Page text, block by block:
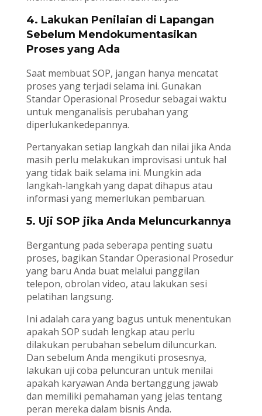
4. Lakukan Penilaian di Lapangan
Sebelum Mendokumentasikan
Proses yang Ada
Saat membuat SOP, jangan hanya mencatat
proses yang terjadi selama ini. Gunakan
Standar Operasional Prosedur sebagai waktu
untuk menganalisis perubahan yang
diperlukankedepannya.
Pertanyakan setiap langkah dan nilai jika Anda
masih perlu melakukan improvisasi untuk hal
yang tidak baik selama ini. Mungkin ada
langkah-langkah yang dapat dihapus atau
informasi yang memerlukan pembaruan.
5. Uji SOP jika Anda Meluncurkannya
Bergantung pada seberapa penting suatu
proses, bagikan Standar Operasional Prosedur
yang baru Anda buat melalui panggilan
telepon, obrolan video, atau lakukan sesi
pelatihan langsung.
Ini adalah cara yang bagus untuk menentukan
apakah SOP sudah lengkap atau perlu
dilakukan perubahan sebelum diluncurkan.
Dan sebelum Anda mengikuti prosesnya,
lakukan uji coba peluncuran untuk menilai
apakah karyawan Anda bertanggung jawab
dan memiliki pemahaman yang jelas tentang
peran mereka dalam bisnis Anda.